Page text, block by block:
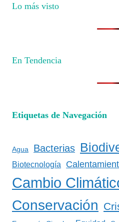
Lo más visto
En Tendencia
Etiquetas de Navegación
Agua Bacterias
Biotecnología
Cambio
Conservación